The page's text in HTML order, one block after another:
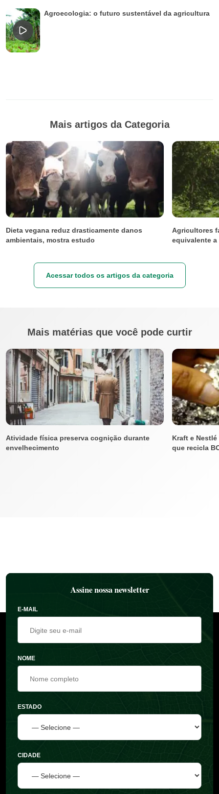
Agroecologia: o futuro sustentável da agricultura
Mais artigos da Categoria
Dieta vegana reduz drasticamente danos
ambientais, mostra estudo
Agricultores
equivalente a
Acessar todos os artigos da categoria
Mais matérias que você pode curtir
Atividade física preserva cognição durante
envelhecimento
Kraft e
que recicla
Assine nossa newsletter
E-MAIL
NOME
ESTADO
CIDADE